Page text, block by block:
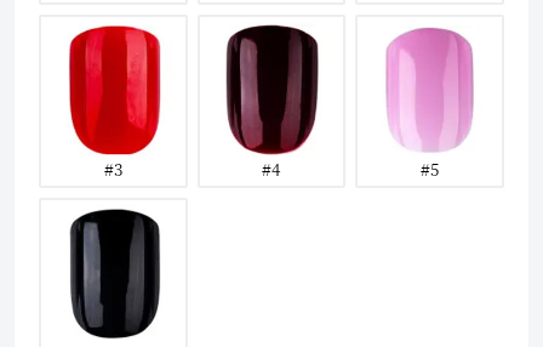
#3 #4 #5